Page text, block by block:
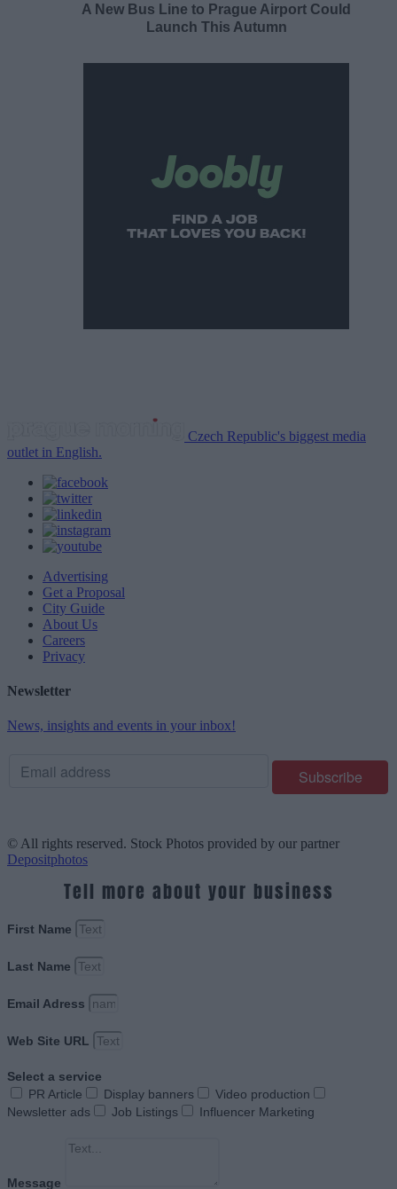
A New Bus Line to Prague Airport Could
Launch This Autumn
Czech Republic's biggest media
outlet in English.
Advertising
Get a Proposal
City Guide
About Us
Careers
Privacy
Newsletter
News, insights and events in your inbox!
© All rights reserved. Stock Photos provided by our partner
Depositphotos
Tell more about your business
First Name
Last Name
Email Adress
Web Site URL
Select a service
PR Article
Display banners
Video production
Newsletter ads
Job Listings Influencer Marketing
Message